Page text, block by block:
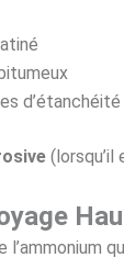
d’étanchéité